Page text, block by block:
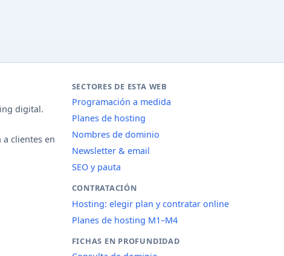
digital.
a clientes en
SECTORES DE ESTA WEB
Programación a medida
Planes de hosting
Nombres de dominio
Newsletter & email
SEO y pauta
CONTRATACIÓN
Hosting: elegir plan y contratar online
Planes de hosting M1–M4
FICHAS EN PROFUNDIDAD